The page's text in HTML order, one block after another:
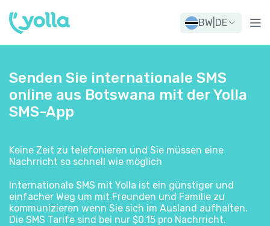
BW DE
Senden Sie internationale SMS
online aus Botswana mit der Yolla
SMS-App
Keine Zeit zu telefonieren und Sie müssen eine
Nachrricht so schnell wie möglich
Internationale SMS mit Yolla ist ein günstiger und
einfacher Weg um mit Freunden und Familie zu
kommunizieren wenn Sie sich im Ausland aufhalten.
Die SMS Tarife sind bei nur $0.15 pro Nachrricht.